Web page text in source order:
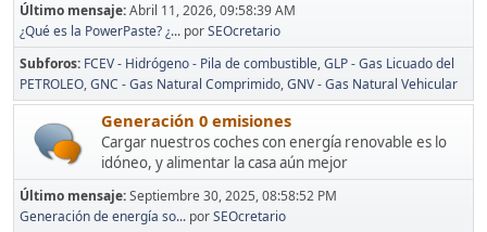
Último mensaje:Abril 11, 2026, 09:58:39 AM
¿Qué es la PowerPaste? ¿... porSEOcretario
Subforos FCEV - Hidrógeno - Pila de combustible GLP - Gas Licuado del
PETROLEO GNC - Gas Natural Comprimido GNV - Gas Natural Vehicular
Generación 0 emisiones
Cargar nuestros coches con energía renovable es lo
idóneo, y alimentar la casa aún mejor
Último mensaje:Septiembre 30, 2025, 08:58:52 PM
Generación de energía so... porSEOcretario